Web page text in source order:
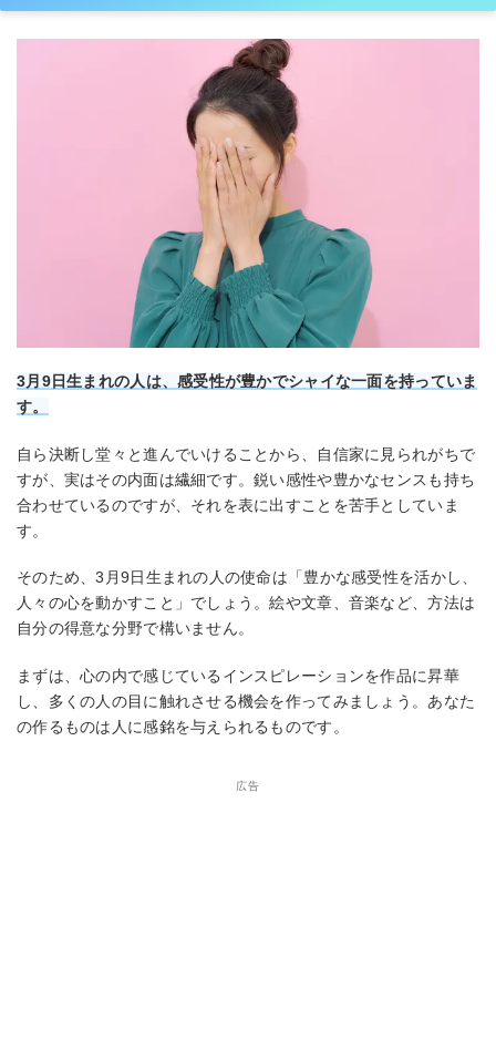
3月9日生まれの人は、感受性が豊かでシャイな一面を持っていま
す。
自ら決断し堂々と進んでいけることから、自信家に見られがちで
すが、実はその内面は繊細です。鋭い感性や豊かなセンスも持ち
合わせているのですが、それを表に出すことを苦手としていま
す。
そのため、3月9日生まれの人の使命は「豊かな感受性を活かし、
人々の心を動かすこと」でしょう。絵や文章、音楽など、方法は
自分の得意な分野で構いません。
まずは、心の内で感じているインスピレーションを作品に昇華
し、多くの人の目に触れさせる機会を作ってみましょう。あなた
の作るものは人に感銘を与えられるものです。
広告